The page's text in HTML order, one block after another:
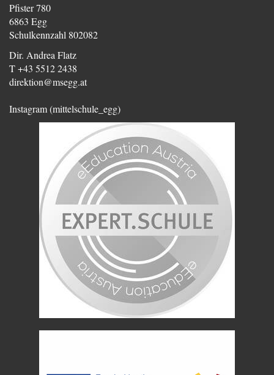
Pfister 780
6863 Egg
Schulkennzahl 802082
Dir. Andrea Flatz
T +43 5512 2438
direktion@msegg.at
Instagram (mittelschule_egg)